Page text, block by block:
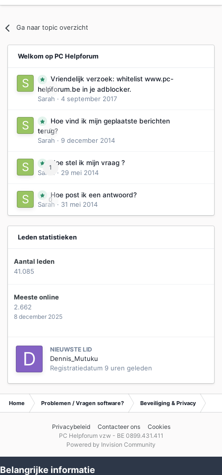
Ga naar topic overzicht
Welkom op PC Helpforum
0
Vriendelijk verzoek: whitelist www.pc-
helpforum.be in je adblocker.
Sarah · 4 september 2017
0
Hoe vind ik mijn geplaatste berichten
terug?
Sarah · 9 december 2014
1
Hoe stel ik mijn vraag ?
Sarah
· 29 mei 2014
0
Hoe post ik een antwoord?
Sarah · 31 mei 2014
Leden statistieken
Aantal leden
41.085
Meeste online
2.662
8 december 2025
NIEUWSTE LID
Dennis_Mutuku
Registratiedatum 9 uren geleden
Home Problemen / Vragen software? Beveiliging & Privacy
Privacybeleid Contacteer ons
Cookies
PC Helpforum vzw - BE 0899.431.411
Powered by Invision Community
Belangrijke informatie